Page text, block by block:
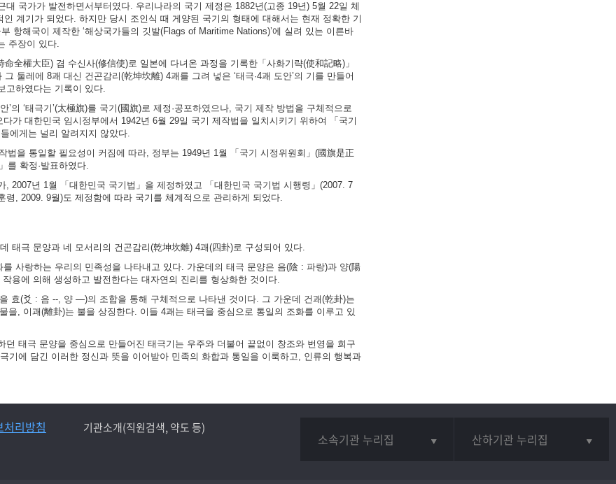
국가가 발전하면서부터였다. 우리나라의 국기 제정은 1882년(고종 19년) 5월 22일 체
계기가 되었다. 하지만 당시 조인식 때 게양된 국기의 형태에 대해서는 현재 정확한 기
항해국이 제작한 ‘해상국가들의 깃발(Flags of Maritime Nations)’에 실려 있는 이른바
주장이 있다.
全權大臣) 겸 수신사(修信使)로 일본에 다녀온 과정을 기록한「사화기략(使和記略)」
둘레에 8괘 대신 건곤감리(乾坤坎離) 4괘를 그려 넣은 ‘태극·4괘 도안’의 기를 만들어
고하였다는 기록이 있다.
의 ‘태극기’(太極旗)를 국기(國旗)로 제정·공포하였으나, 국기 제작 방법을 구체적으로
가 대한민국 임시정부에서 1942년 6월 29일 국기 제작법을 일치시키기 위하여 「국기
에게는 널리 알려지지 않았다.
법을 통일할 필요성이 커짐에 따라, 정부는 1949년 1월 「국기 시정위원회」(國旗是正
를 확정·발표하였다.
2007년 1월 「대한민국 국기법」을 제정하였고 「대한민국 국기법 시행령」(2007. 7
령, 2009. 9월)도 제정함에 따라 국기를 체계적으로 관리하게 되었다.
태극 문양과 네 모서리의 건곤감리(乾坤坎離) 4괘(四卦)로 구성되어 있다.
사랑하는 우리의 민족성을 나타내고 있다. 가운데의 태극 문양은 음(陰 : 파랑)과 양(陽
용에 의해 생성하고 발전한다는 대자연의 진리를 형상화한 것이다.
효(爻 : 음 --, 양 ―)의 조합을 통해 구체적으로 나타낸 것이다. 그 가운데 건괘(乾卦)는
을, 이괘(離卦)는 불을 상징한다. 이들 4괘는 태극을 중심으로 통일의 조화를 이루고 있
태극 문양을 중심으로 만들어진 태극기는 우주와 더불어 끝없이 창조와 번영을 희구
기에 담긴 이러한 정신과 뜻을 이어받아 민족의 화합과 통일을 이룩하고, 인류의 행복과
처리방침
기관소개(직원검색, 약도 등)
소속기관 누리집 산하기관 누리집